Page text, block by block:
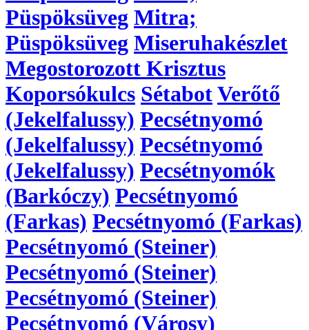
Püspöksüveg Mitra;
Püspöksüveg Miseruhakészlet
Megostorozott Krisztus
Koporsókulcs SétabotVerőtő
(Jekelfalussy) Pecsétnyomó
(Jekelfalussy) Pecsétnyomó
(Jekelfalussy) Pecsétnyomók
(Barkóczy) Pecsétnyomó
(Farkas) Pecsétnyomó (Farkas)
Pecsétnyomó (Steiner)
Pecsétnyomó (Steiner)
Pecsétnyomó (Steiner)
Pecsétnyomó (Városy)